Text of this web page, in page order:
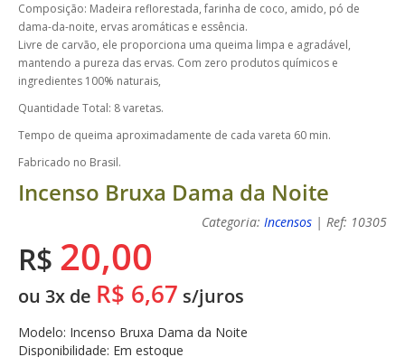
Composição: Madeira reflorestada, farinha de coco, amido, pó de
dama-da-noite, ervas aromáticas e essência.
Livre de carvão, ele proporciona uma queima limpa e agradável,
mantendo a pureza das ervas. Com zero produtos químicos e
ingredientes 100% naturais,
Quantidade Total: 8 varetas.
Tempo de queima aproximadamente de cada vareta 60 min.
Fabricado no Brasil.
Incenso Bruxa Dama da Noite
Categoria: Incensos | Ref: 10305
R$ 20,00
ou 3x de R$ 6,67 s/juros
Modelo: Incenso Bruxa Dama da Noite
Disponibilidade: Em estoque